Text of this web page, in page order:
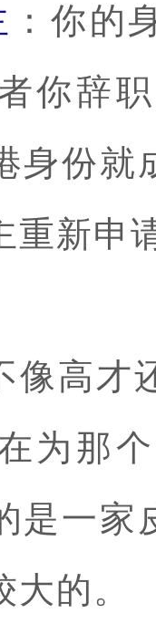
：你的
你辞
身份就
重新申
像高
为那
是一家
的。